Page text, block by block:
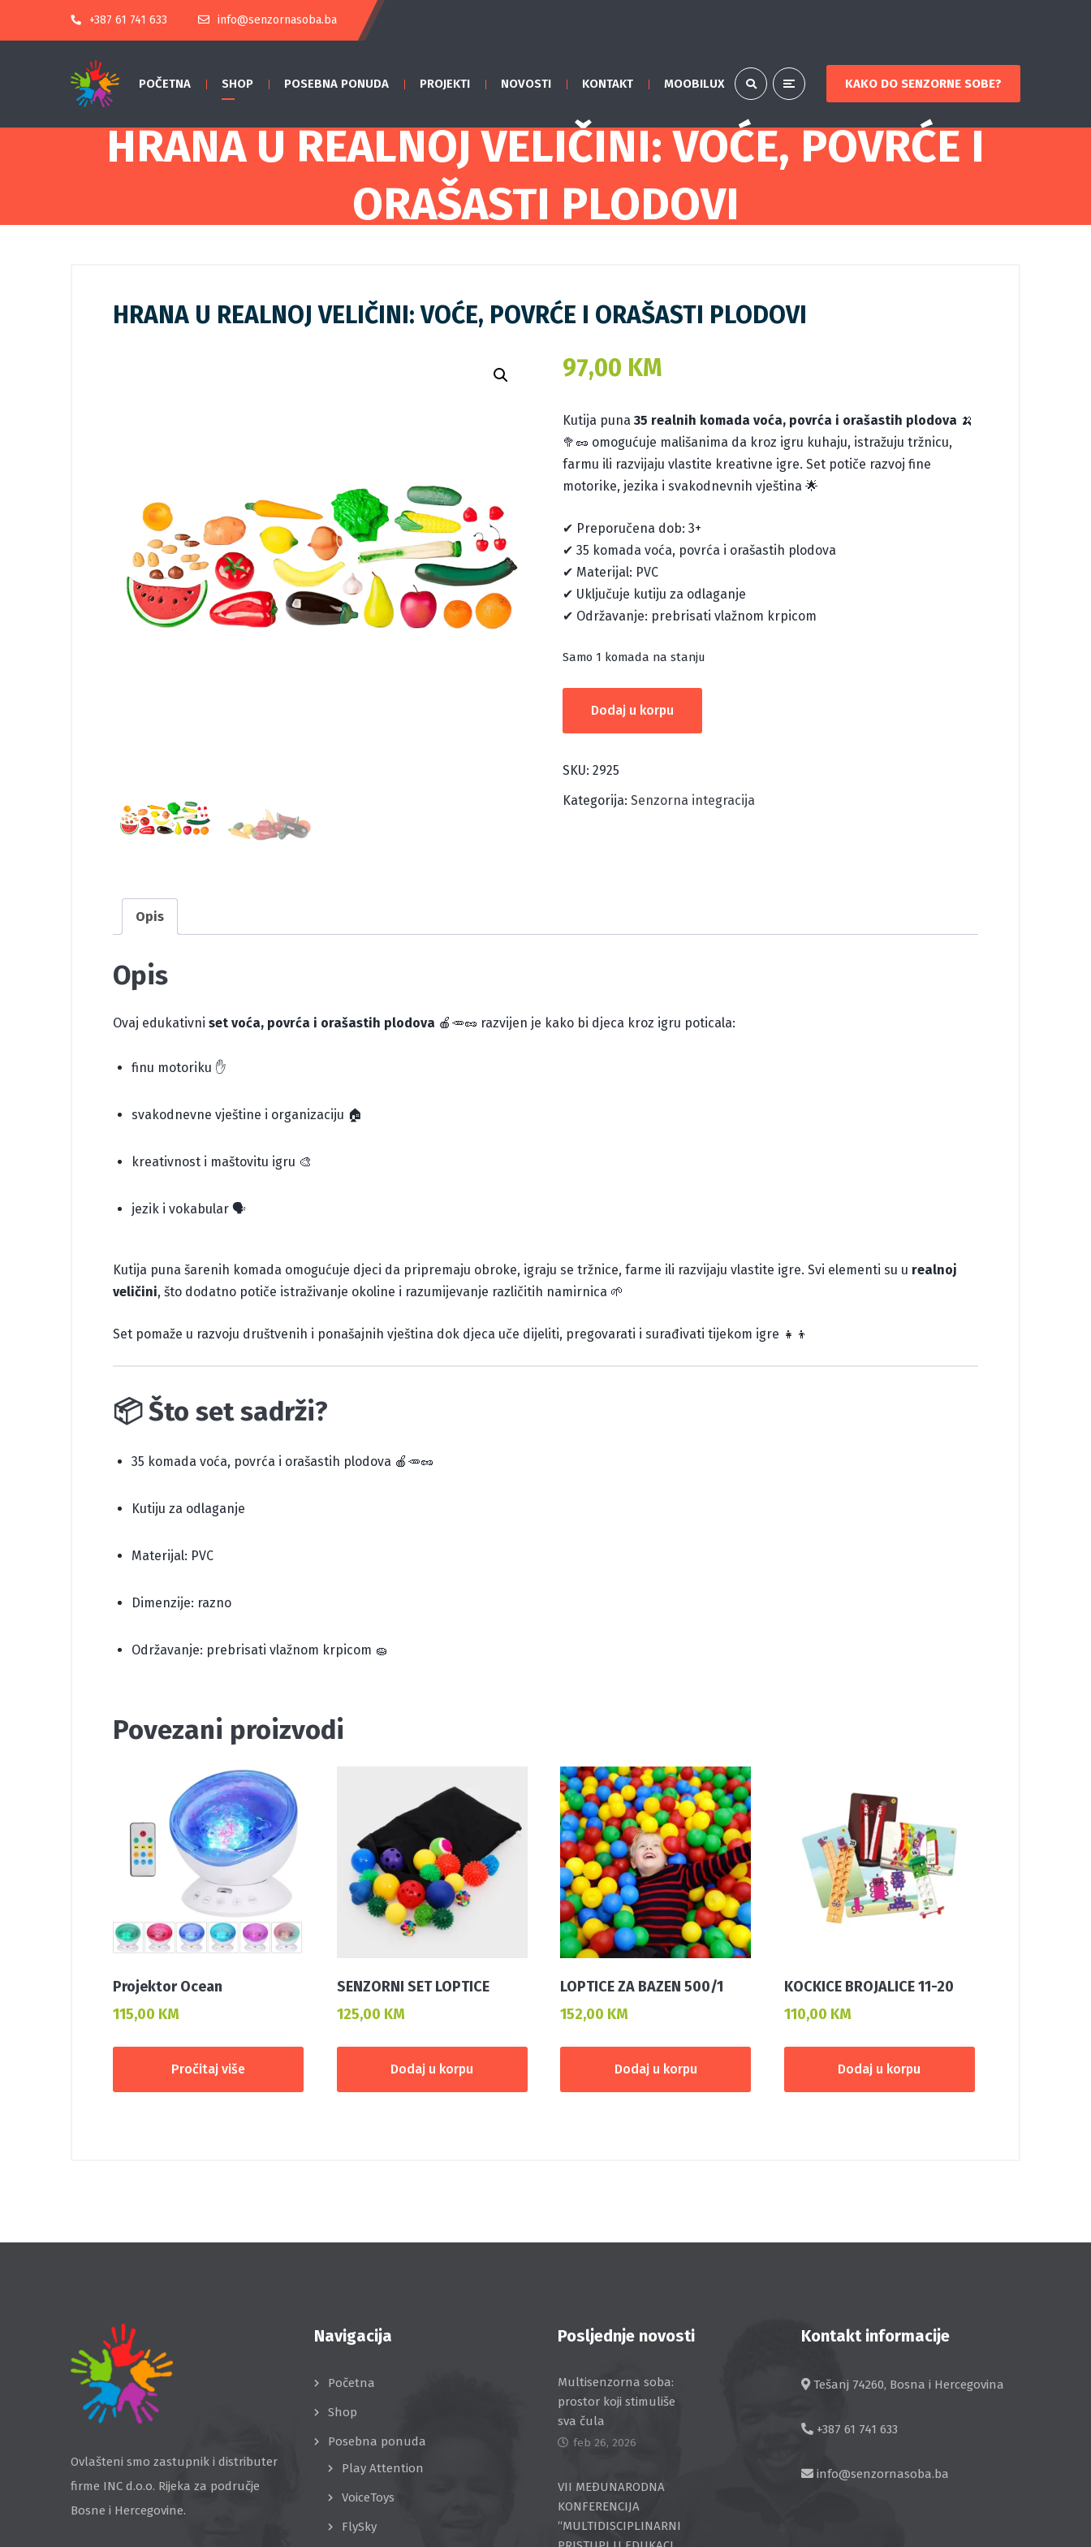
+387 61 741 633 info@senzornasoba.ba
KAKO DO SENZORNE SOBE?
POČETNA SHOP POSEBNA PONUDA PROJEKTI NOVOSTI KONTAKT MOOBILUX
HRANA U REALNOJ VELIČINI: VOĆE, POVRĆE I
ORAŠASTI PLODOVI
HRANA U REALNOJ VELIČINI: VOĆE, POVRĆE I ORAŠASTI PLODOVI
97,00 KM
Kutija puna35 realnih komada voća, povrća i orašastih plodova 🍌
🥦🥜 omogućuje mališanima da kroz igru kuhaju, istražuju tržnicu,
farmu ili razvijaju vlastite kreativne igre. Set potiče razvoj fine
motorike, jezika i svakodnevnih vještina 🌟
✔ Preporučena dob: 3+
✔ 35 komada voća, povrća i orašastih plodova
✔ Materijal: PVC
✔ Uključuje kutiju za odlaganje
✔ Održavanje: prebrisati vlažnom krpicom
Samo 1 komada na stanju
VELIČINI:
POVRĆE
Dodaj u korpu
SKU:2925
Kategorija:Senzorna integracija
Opis
Opis
Ovaj edukativni set voća, povrća i orašastih plodova 🍎🥕🥜 razvijen je kako bi djeca kroz igru poticala:
finu motoriku ✋
svakodnevne vještine i organizaciju 🏠
kreativnost i maštovitu igru 🎨
jezik i vokabular 🗣️
Kutija puna šarenih komada omogućuje djeci da pripremaju obroke, igraju se tržnice, farme ili razvijaju vlastite igre. Svi elementi su u realnoj
veličini, što dodatno potiče istraživanje okoline i razumijevanje različitih namirnica 🌱
Set pomaže u razvoju društvenih i ponašajnih vještina dok djeca uče dijeliti, pregovarati i surađivati tijekom igre 👧👦
📦 Što set sadrži?
35 komada voća, povrća i orašastih plodova 🍎🥕🥜
Kutiju za odlaganje
Materijal: PVC
Dimenzije: razno
Održavanje: prebrisati vlažnom krpicom 🧽
Povezani proizvodi
Projektor Ocean
115,00 KM
Pročitaj više
SENZORNI SET LOPTICE
125,00 KM
Dodaj u korpu
LOPTICE ZA BAZEN 500/1
152,00 KM
Dodaj u korpu
KOCKICE BROJALICE 11-20
110,00 KM
Dodaj u korpu
Ovlašteni smo zastupnik i distributer
firme INC d.o.o. Rijeka za područje
Bosne i Hercegovine.
Navigacija
Početna
Shop
Posebna ponuda
Play Attention
VoiceToys
FlySky
Posljednje novosti
Multisenzorna soba:
prostor koji stimuliše
sva čula
feb 26, 2026
VII MEĐUNARODNA
KONFERENCIJA
“MULTIDISCIPLINARNI
Kontakt informacije
Tešanj 74260, Bosna i Hercegovina
+387 61 741 633
info@senzornasoba.ba